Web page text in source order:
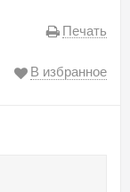
Печать
В избранное